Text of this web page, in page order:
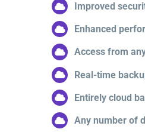
Improved
Enhanced
Access from
Real-time
Entirely cloud
Any number of